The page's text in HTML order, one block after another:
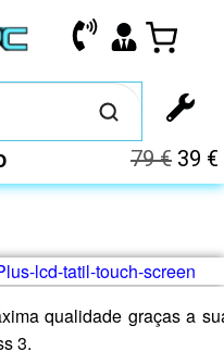
79€ 39 €
qualidade graças a
3.